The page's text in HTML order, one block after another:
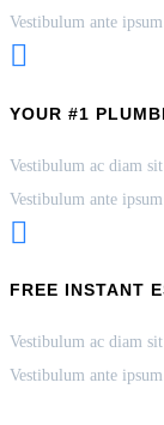
Vestibulum ante

YOUR #1
Vestibulum ac diam
Vestibulum ante

FREE INSTANT
Vestibulum ac diam
Vestibulum ante